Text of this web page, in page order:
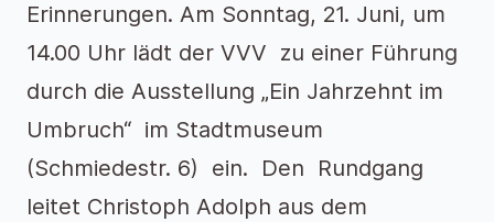
Erinnerungen. Am Sonntag, 21. Juni, um
14.00 Uhr lädt der VVV zu einer Führung
durch die Ausstellung „Ein Jahrzehnt im
Umbruch“ im Stadtmuseum
(Schmiedestr. 6) ein. Den Rundgang
leitet Christoph Adolph aus dem